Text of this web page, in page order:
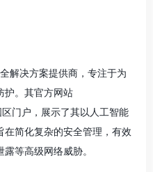
解决方案提供商，专注于为
护。其官方网站
门户，展示了其以人工智能
简化复杂的安全管理，有效
等高级网络威胁。